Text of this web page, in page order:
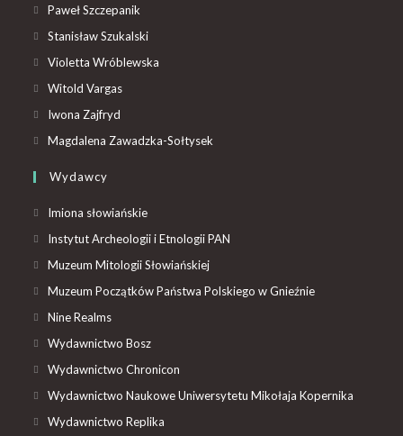
Paweł Szczepanik
Stanisław Szukalski
Violetta Wróblewska
Witold Vargas
Iwona Zajfryd
Magdalena Zawadzka-Sołtysek
Wydawcy
Imiona słowiańskie
Instytut Archeologii i Etnologii PAN
Muzeum Mitologii Słowiańskiej
Muzeum Początków Państwa Polskiego w Gnieźnie
Nine Realms
Wydawnictwo Bosz
Wydawnictwo Chronicon
Wydawnictwo Naukowe Uniwersytetu Mikołaja Kopernika
Wydawnictwo Replika